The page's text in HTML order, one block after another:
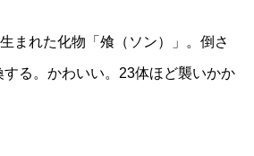
まれた化物「飧（ソン）」。倒さ
る。かわいい。23体ほど襲いかか